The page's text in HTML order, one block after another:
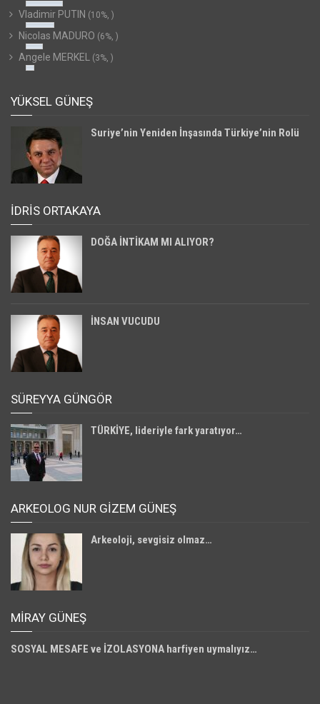
Vladimir PUTIN (10%, )
Nicolas MADURO (6%, )
Angele MERKEL (3%, )
YÜKSEL GÜNEŞ
Suriye’nin Yeniden İnşasında Türkiye’nin Rolü
İDRİS ORTAKAYA
DOĞA İNTİKAM MI ALIYOR?
İNSAN VUCUDU
SÜREYYA GÜNGÖR
TÜRKİYE, lideriyle fark yaratıyor…
ARKEOLOG NUR GİZEM GÜNEŞ
Arkeoloji, sevgisiz olmaz…
MIRAY GÜNEŞ
SOSYAL MESAFE ve İZOLASYONA harfiyen uymalıyız…